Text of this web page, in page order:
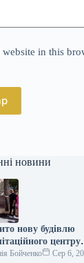
in this
новини
нову будівлю
центру
у Львові
Бойченко
Сер 6,